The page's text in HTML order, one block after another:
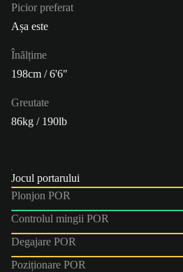
Picior preferat
Așa este
Înălțime
198cm / 6'6"
Greutate
86kg / 190lb
Jocul portarului
Plonjon POR
Controlul mingii POR
Degajare POR
Poziționare POR